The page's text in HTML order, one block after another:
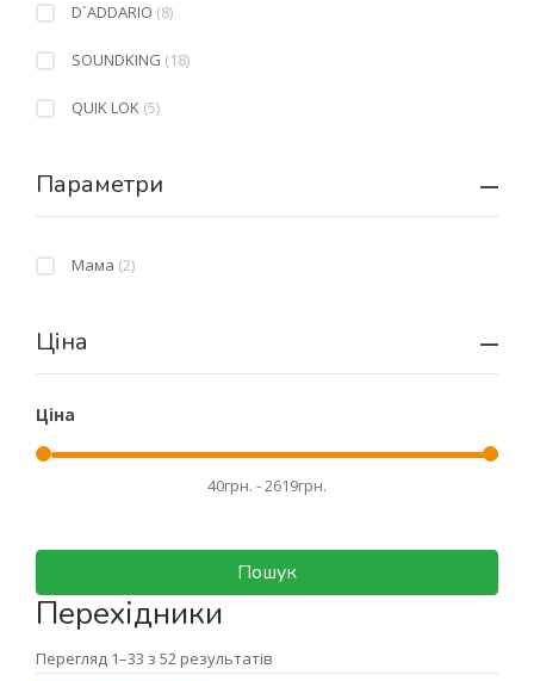
D`ADDARIO (8)
SOUNDKING (18)
QUIK LOK (5)
Параметри
Мама (2)
Ціна
Ціна
Пошук
Перехідники
Перегляд 1–33 з 52 результатів